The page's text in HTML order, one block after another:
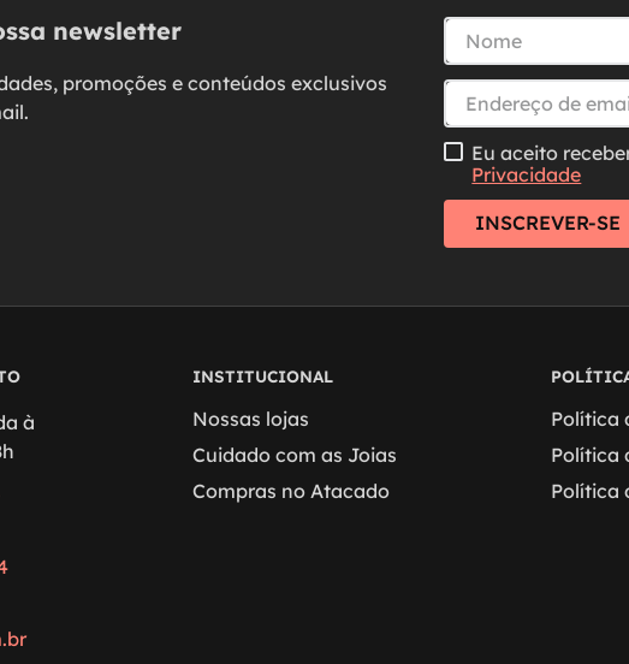
newsletter
promoções e conteúdos exclusivos
Eu aceito
Privacidade
INSCREVER-SE
à
INSTITUCIONAL
Nossas lojas
Cuidado com as Joias
Compras no Atacado
Política
Política
Política